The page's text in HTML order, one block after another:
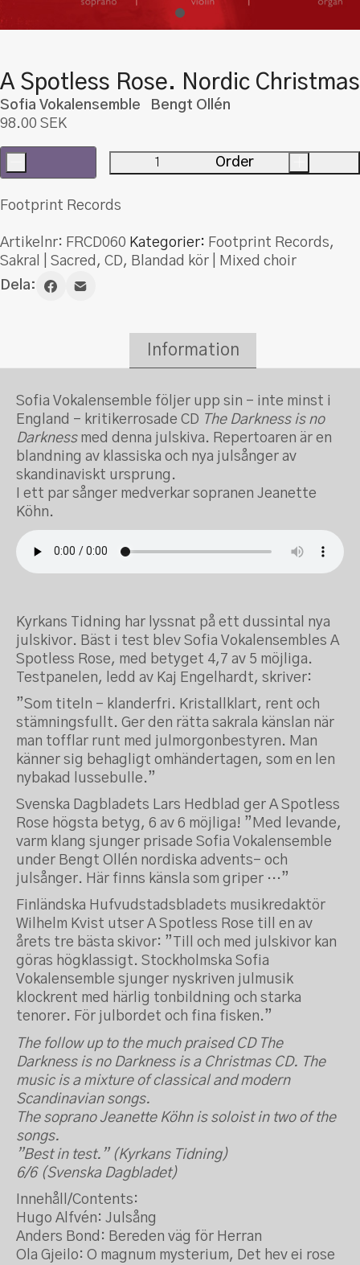
A Spotless Rose. Nordic Christmas
Sofia Vokalensemble Bengt Ollén
98.00 SEK
A
Rose.
Nordic
Christmas
mängd
Order
Footprint Records
Artikelnr: FRCD060 Kategorier: Footprint Records,
Sakral | Sacred , CD, Blandad kör | Mixed choir
Dela:
Information
Sofia Vokalensemble följer upp sin – inte minst i
England – kritikerrosade CD The Darkness is no
Darknessmed denna julskiva. Repertoaren är en
blandning av klassiska och nya julsånger av
skandinaviskt ursprung.
I ett par sånger medverkar sopranen Jeanette
Köhn.
Kyrkans Tidning har lyssnat på ett dussintal nya
julskivor. Bäst i test blev Sofia Vokalensembles A
Spotless Rose, med betyget 4,7 av 5 möjliga.
Testpanelen, ledd av Kaj Engelhardt, skriver:
”Som titeln – klanderfri. Kristallklart, rent och
stämningsfullt. Ger den rätta sakrala känslan när
man tofflar runt med julmorgonbestyren. Man
känner sig behagligt omhändertagen, som en len
nybakad lussebulle.”
Svenska Dagbladets Lars Hedblad ger A Spotless
Rose högsta betyg, 6 av 6 möjliga! ”Med levande,
varm klang sjunger prisade Sofia Vokalensemble
under Bengt Ollén nordiska advents- och
julsånger. Här finns känsla som griper …”
Finländska Hufvudstadsbladets musikredaktör
Wilhelm Kvist utser A Spotless Rose till en av
årets tre bästa skivor: ”Till och med julskivor kan
göras högklassigt. Stockholmska Sofia
Vokalensemble sjunger nyskriven julmusik
klockrent med härlig tonbildning och starka
tenorer. För julbordet och fina fisken.”
The follow up to the much praised CD The
Darkness is no Darkness is a Christmas CD. The
music is a mixture of classical and modern
Scandinavian songs.
The soprano Jeanette Köhn is soloist in two of the
songs.
”Best in test.” (Kyrkans Tidning)
6/6 (Svenska Dagbladet)
Innehåll/Contents:
Hugo Alfvén: Julsång
Anders Bond: Bereden väg för Herran
Ola Gjeilo: O magnum mysterium, Det hev ei rose